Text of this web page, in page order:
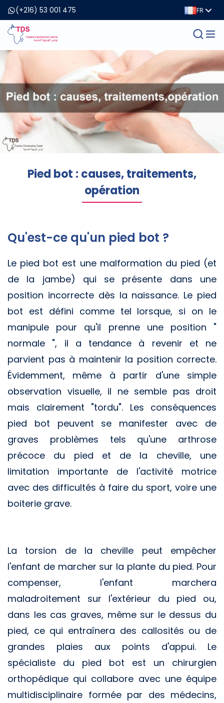
(+216) 53 001 475 FR
Pied bot : causes, traitements,
opération
Qu'est-ce qu'un pied bot ?
Le pied bot est une malformation du pied (et
de la jambe) qui se présente dans une
position incorrecte dès la naissance. Le pied
bot est défini comme tel lorsque, si on le
manipule pour qu'il prenne une position "
normale ", il a tendance à revenir et ne
parvient pas à maintenir la position correcte.
Évidemment, même à partir d'une simple
observation visuelle, il ne semble pas droit
mais clairement "tordu". Les conséquences
pied bot peuvent se manifester avec de
graves problèmes tels qu'une arthrose
précoce du pied et de la cheville, une
limitation importante de l'activité motrice
avec des difficultés à faire du sport, voire une
boiterie grave.
La torsion de la cheville peut empêcher
l'enfant de marcher sur la plante du pied. Pour
compenser, l'enfant marchera
maladroitement sur l'extérieur du pied ou,
dans les cas graves, même sur le dessus du
pied, ce qui entraînera des callosités ou de
grandes plaies aux points d'appui. Le
spécialiste du pied bot est un chirurgien
orthopédique qui collabore avec une équipe
multidisciplinaire formée par des médecins,